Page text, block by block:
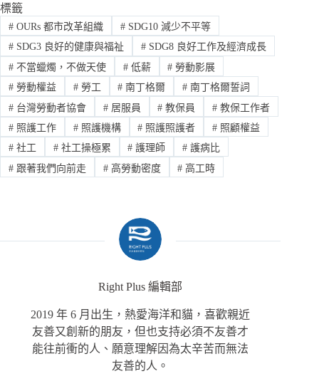
標籤
#OURs 都市改革組織 #SDG10 減少不平等
#SDG3 良好的健康與福祉 #SDG8 良好工作及經濟成長
#不當蠟燭，不做天使 #低薪 # 勞動影展
#勞動權益 #勞工 # 南丁格爾 # 南丁格爾誓詞
#台灣勞動者協會 #居服員 # 教保員 # 教保工作者
#照護工作 #照護機構 # 照護照護者 # 照顧權益
#社工 #社工操極累 # 護理師 # 護病比
#跟著我們向前走 #高勞動密度 # 高工時
Right Plus 編輯部
2019 年 6 月出生，熱愛海洋和貓，喜歡親近
友善又創新的朋友，但也支持必須不友善才
能往前衝的人、願意理解因為太辛苦而無法
友善的人。